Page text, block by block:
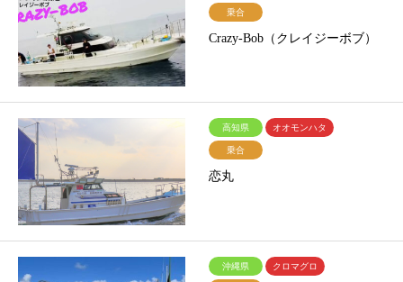
乗合
Crazy-Bob（クレイジーボブ）
高知県 オオモンハタ
乗合
恋丸
沖縄県 クロマグロ